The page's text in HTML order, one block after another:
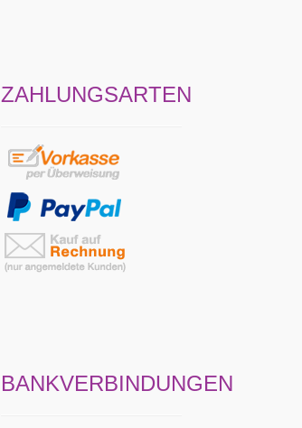
ZAHLUNGSARTEN
BANKVERBINDUNGEN